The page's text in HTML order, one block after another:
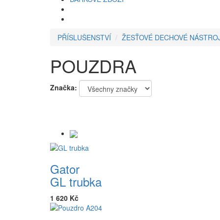
PŘÍSLUŠENSTVÍ ŽESŤOVÉ DECHOVÉ
POUZDRA
Značka:
Gator
GL trubka
1 620 Kč